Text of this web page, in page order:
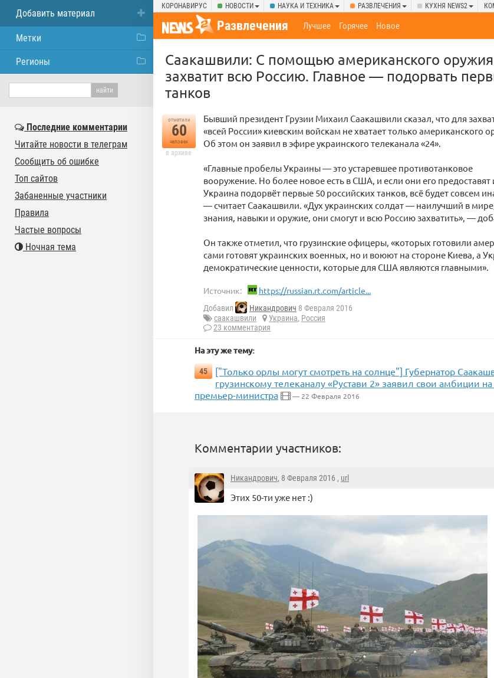
КОРОНАВИРУС НОВОСТИ НАУКА И ТЕХНИКА РАЗВЛЕЧЕНИЯ КУХНЯ NEWS2
Развлечения Лучшее Горячее Новое
Саакашвили: С помощью американского
захватит всю Россию. Главное — подорвать
танков
отметили
60
человек
в архиве
Бывший президент Грузии Михаил Саакашвили сказал, что для
«всей России» киевским войскам не хватает только американского
Об этом он заявил в эфире украинского телеканала «24».
«Главные пробелы Украины — это устаревшее противотанковое
вооружение. Но более новое есть в США, и если они его предоставят
Украина подорвёт первые 50 российских танков, всё будет совсем
— считает Саакашвили. «Дух украинских солдат — наилучший в
знания, навыки и оружие, они смогут и всю Россию захватить», —
Он также отметил, что грузинские офицеры, «которых готовили
сами готовят украинских военных, но и воюют на стороне Киева, а
демократические ценности, которые для США являются главными».
Источник: https://russian.rt.com/article...
Добавил Никандрович 8 Февраля 2016
саакашвили
Украина, Россия
23 комментария
На эту же тему:
45
["Только орлы могут смотреть на солнце"] Губернатор
грузинскому телеканалу «Рустави 2» заявил свои амбиции
премьер-министра
— 22 Февраля 2016
Комментарии участников:
Никандрович, 8 Февраля 2016 , url
Этих 50-ти уже нет :)
Добавить материал
Метки
Регионы
Последние комментарии
Читайте новости в телеграм
Сообщить об ошибке
Топ сайтов
Забаненные участники
Правила
Частые вопросы
Ночная тема